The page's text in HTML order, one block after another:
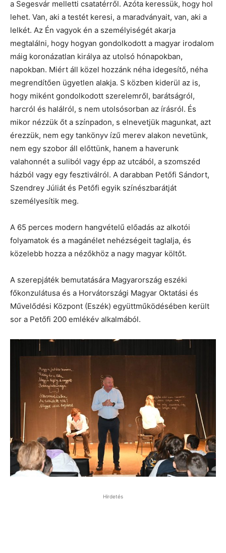
a Segesvár melletti csatatérről. Azóta keressük, hogy hol
lehet. Van, aki a testét keresi, a maradványait, van, aki a
lelkét. Az Én vagyok én a személyiségét akarja
megtalálni, hogy hogyan gondolkodott a magyar irodalom
máig koronázatlan királya az utolsó hónapokban,
napokban. Miért áll közel hozzánk néha idegesítő, néha
megrendítően ügyetlen alakja. S közben kiderül az is,
hogy miként gondolkodott szerelemről, barátságról,
harcról és halálról, s nem utolsósorban az írásról. És
mikor nézzük őt a színpadon, s elnevetjük magunkat, azt
érezzük, nem egy tankönyv ízű merev alakon nevetünk,
nem egy szobor áll előttünk, hanem a haverunk
valahonnét a suliból vagy épp az utcából, a szomszéd
házból vagy egy fesztiválról. A darabban Petőfi Sándort,
Szendrey Júliát és Petőfi egyik színészbarátját
személyesítik meg.
A 65 perces modern hangvételű előadás az alkotói
folyamatok és a magánélet nehézségeit taglalja, és
közelebb hozza a nézőkhöz a nagy magyar költőt.
A szerepjáték bemutatására Magyarország eszéki
főkonzulátusa és a Horvátországi Magyar Oktatási és
Művelődési Központ (Eszék) együttműködésében került
sor a Petőfi 200 emlékév alkalmából.
Hirdetés